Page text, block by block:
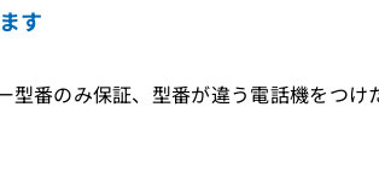
す
番のみ保証、型番が違う電話機をつけ